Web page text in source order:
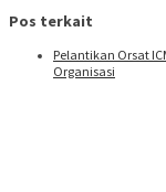
Pos terkait
Pelantikan Orsat
Organisasi